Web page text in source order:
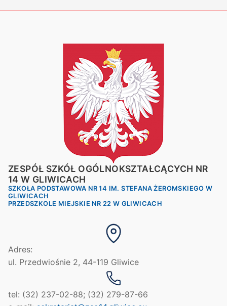
ZESPÓŁ SZKÓŁ OGÓLNOKSZTAŁCĄCYCH NR
14 W GLIWICACH
SZKOŁA PODSTAWOWA NR 14 IM. STEFANA ŻEROMSKIEGO W
GLIWICACH
PRZEDSZKOLE MIEJSKIE NR 22 W GLIWICACH
Adres:
ul. Przedwiośnie 2, 44-119 Gliwice
tel: (32) 237-02-88; (32) 279-87-66